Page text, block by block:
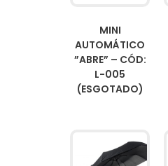
MINI
AUTOMÁTICO
”ABRE” – CÓD:
L-005
(ESGOTADO)